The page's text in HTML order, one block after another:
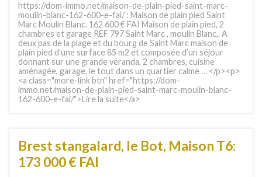
https://dom-immo.net/maison-de-plain-pied-saint-marc-
moulin-blanc-162-600-e-fai/ : Maison de plain pied Saint
Marc Moulin Blanc. 162 600 € FAI Maison de plain pied, 2
chambres et garage REF 797 Saint Marc , moulin Blanc,. A
deux pas de la plage et du bourg de Saint Marc maison de
plain pied d’une surface 85 m2 et composée d’un séjour
donnant sur une grande véranda, 2 chambres, cuisine
aménagée, garage, le tout dans un quartier calme … </p><p>
<a class="more-link btn" href="https://dom-
immo.net/maison-de-plain-pied-saint-marc-moulin-blanc-
162-600-e-fai/">Lire la suite</a>
Brest stangalard, le Bot, Maison T6:
173 000 € FAI